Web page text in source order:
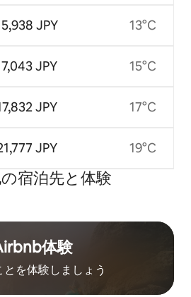
JPY
JPY
JPY
JPY
13°C
15°C
17°C
19°C
宿⁠泊⁠先と体⁠験
体験
とを体験しましょう